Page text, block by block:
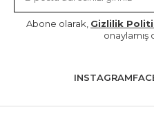
Abone olarak, Gizlilik
onaylamış
INSTAGRAM